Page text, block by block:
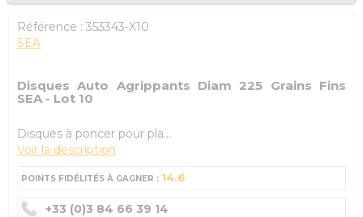
Référence : 353343-X10
SEA
Disques Auto Agrippants Diam 225 Grains Fins
SEA - Lot 10
Disques à poncer pour pla...
Voir la description
POINTS FIDÉLITÉS À GAGNER : 14.6
+33 (0)3 84 66 39 14